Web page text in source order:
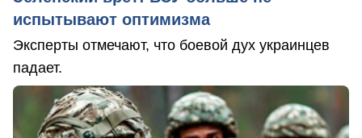
испытывают оптимизма
Эксперты отмечают, что боевой дух украинцев
падает.